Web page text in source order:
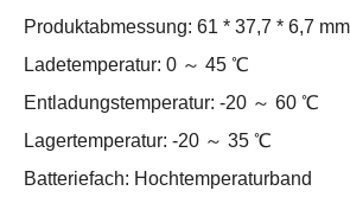
Produktabmessung: 61 * 37,7 * 6,7 mm
Ladetemperatur: 0 ～ 45 ℃
Entladungstemperatur: -20 ～ 60 ℃
Lagertemperatur: -20 ～ 35 ℃
Batteriefach: Hochtemperaturband